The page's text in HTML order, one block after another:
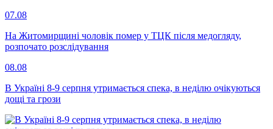
07.08
На Житомирщині чоловік помер у ТЦК після медогляду,
розпочато розслідування
08.08
В Україні 8-9 серпня утримається спека, в неділю очікуються
дощі та грози